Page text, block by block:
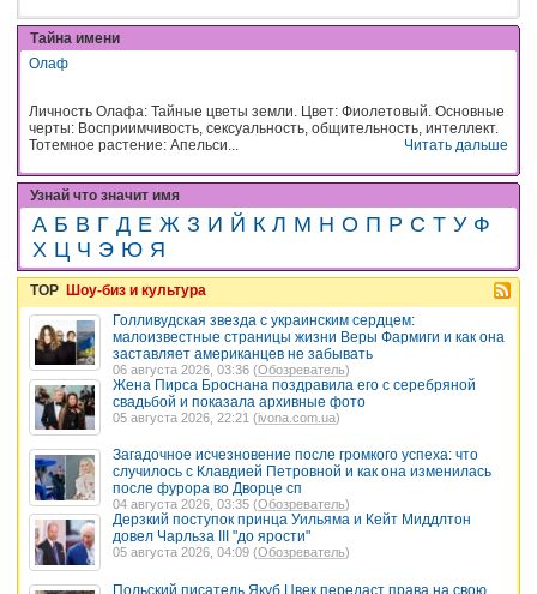
Тайна имени
Олаф
Личность Олафа: Тайные цветы земли. Цвет: Фиолетовый. Основные
черты: Восприимчивость, сексуальность, общительность, интеллект.
Тотемное растение: Апельси...
Читать дальше
Узнай что значит имя
А Б В Г Д Е Ж З И Й К Л М Н О П Р С Т У Ф
Х Ц Ч Э Ю Я
TOP Шоу-биз и культура
Голливудская звезда с украинским сердцем:
малоизвестные страницы жизни Веры Фармиги и как она
заставляет американцев не забывать
06 августа 2026, 03:36 (Обозреватель)
Жена Пирса Броснана поздравила его с серебряной
свадьбой и показала архивные фото
05 августа 2026, 22:21 (ivona.com.ua)
Загадочное исчезновение после громкого успеха: что
случилось с Клавдией Петровной и как она изменилась
после фурора во Дворце сп
04 августа 2026, 03:35 (Обозреватель)
Дерзкий поступок принца Уильяма и Кейт Миддлтон
довел Чарльза III "до ярости"
05 августа 2026, 04:09 (Обозреватель)
Польский писатель Якуб Цвек передаст права на свою